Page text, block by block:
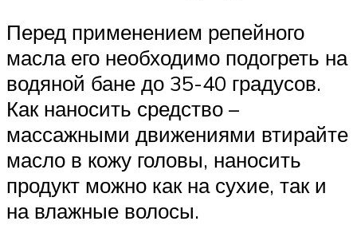
Перед применением репейного
масла его необходимо подогреть на
водяной бане до 35-40 градусов.
Как наносить средство –
массажными движениями втирайте
масло в кожу головы, наносить
продукт можно как на сухие, так и
на влажные волосы.